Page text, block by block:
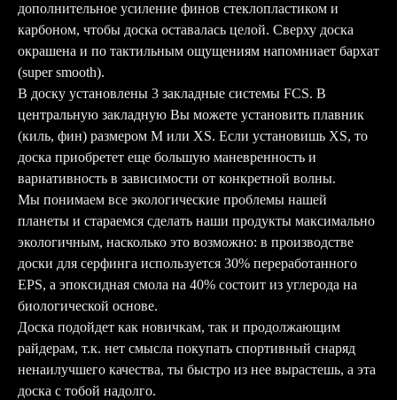
дополнительное усиление финов стеклопластиком и
карбоном, чтобы доска оставалась целой. Сверху доска
окрашена и по тактильным ощущениям напомниает бархат
(super smooth).
В доску установлены 3 закладные системы FCS. В
центральную закладную Вы можете установить плавник
(киль, фин) размером М или XS. Если установишь XS, то
доска приобретет еще большую маневренность и
вариативность в зависимости от конкретной волны.
Мы понимаем все экологические проблемы нашей
планеты и стараемся сделать наши продукты максимально
экологичным, насколько это возможно: в производстве
доски для серфинга используется 30% переработанного
EPS, а эпоксидная смола на 40% состоит из углерода на
биологической основе.
Доска подойдет как новичкам, так и продолжающим
райдерам, т.к. нет смысла покупать спортивный снаряд
ненаилучшего качества, ты быстро из нее вырастешь, а эта
доска с тобой надолго.